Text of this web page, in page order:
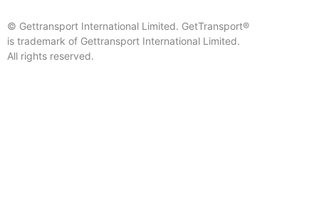
© Gettransport International Limited. GetTransport®
is trademark of Gettransport International Limited.
All rights reserved.